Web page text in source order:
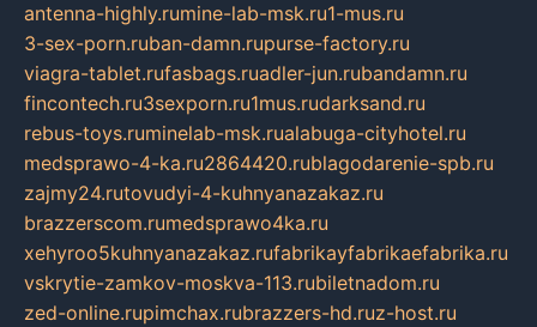
antenna-highly.rumine-lab-msk.ru1-mus.ru
3-sex-porn.ruban-damn.rupurse-factory.ru
viagra-tablet.rufasbags.ruadler-jun.rubandamn.ru
fincontech.ru3sexporn.ru1mus.rudarksand.ru
rebus-toys.ruminelab-msk.rualabuga-cityhotel.ru
medsprawo-4-ka.ru2864420.rublagodarenie-spb.ru
zajmy24.rutovudyi-4-kuhnyanazakaz.ru
brazzerscom.rumedsprawo4ka.ru
xehyroo5kuhnyanazakaz.rufabrikayfabrikaefabrika.ru
vskrytie-zamkov-moskva-113.rubiletnadom.ru
zed-online.rupimchax.rubrazzers-hd.ruz-host.ru